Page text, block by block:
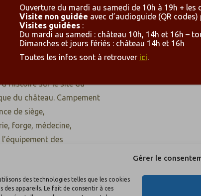
Gérer le
des technologies telles que les cookies
appareils. Le fait de consentir à ces
et
de combats
Parcarolebenoit 2 mai 2026
2026,
de Bourbon
sur le site du
du château. Campement
de siège,
forge, médecine,
des
rencontre avec les
Ouverture du mardi au samedi de 10h à 19h + les
Visite non guidée avec d’audioguide (QR
Visites guidées :
Du mardi au samedi : château 10h, 14h et 16h –
Dimanches et jours fériés : château 14h et 16h
Toutes les infos sont à retrouver ici.